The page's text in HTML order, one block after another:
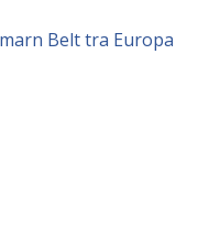
Belt tra Europa